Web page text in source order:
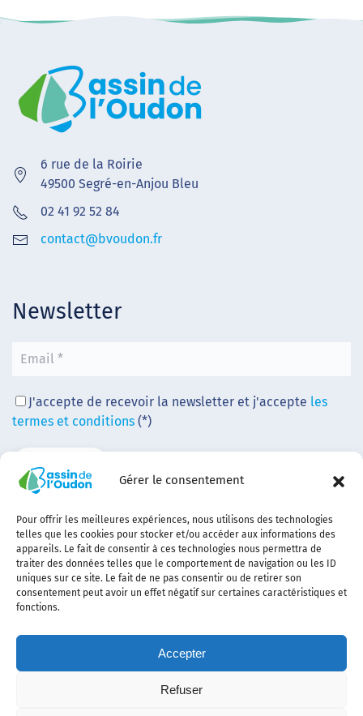
Gérer le consentement
Pour offrir les meilleures expériences, nous utilisons des technologies
telles que les cookies pour stocker et/ou accéder aux informations des
appareils. Le fait de consentir à ces technologies nous permettra de
traiter des données telles que le comportement de navigation ou les ID
uniques sur ce site. Le fait de ne pas consentir ou de retirer son
consentement peut avoir un effet négatif sur certaines caractéristiques et
fonctions.
Accepter
Refuser
6 rue de la Roirie
49500 Segré-en-Anjou Bleu
02 41 92 52 84
contact@bvoudon.fr
Newsletter
J'accepte de recevoir la newsletter et j'accepte les
termes et conditions (*)